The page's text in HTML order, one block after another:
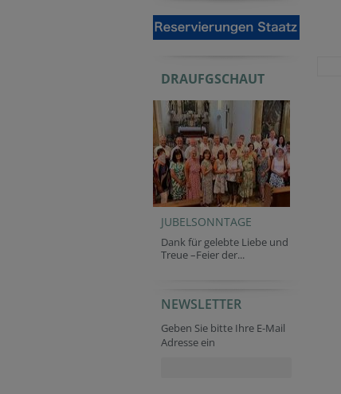
DRAUFGSCHAUT
JUBELSONNTAGE
Dank für gelebte Liebe und
Treue –Feier der...
NEWSLETTER
Geben Sie bitte Ihre E-Mail
Adresse ein